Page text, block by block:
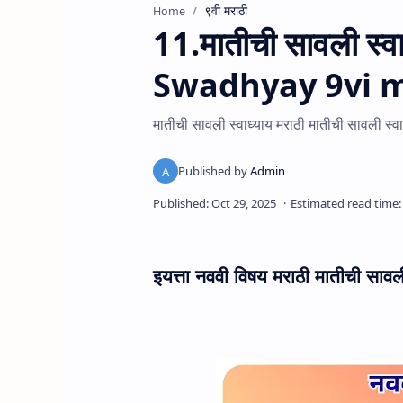
Home ९वी मराठी
11.मातीची सावली
Swadhyay 9vi
मातीची सावली स्वाध्याय मराठी मातीची
इयत्ता नववी विषय मराठी मातीची